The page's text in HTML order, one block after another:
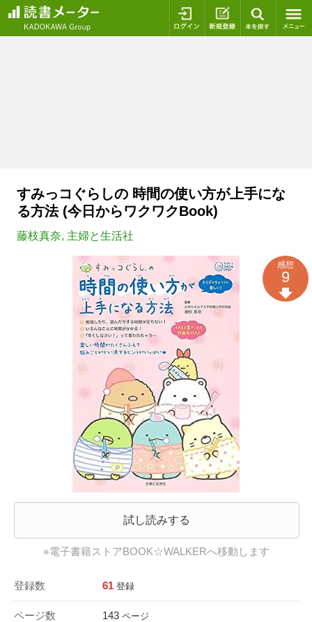
ログイン 新規登録
すみっコぐらしの 時間の使い方が上手にな
る方法 (今日からワクワクBook)
藤枝真奈, 主婦と生活社
試し読みする
※電子書籍ストアBOOK☆WALKERへ移動します
登録数 61 登録
ページ数 143 ページ
感想
9